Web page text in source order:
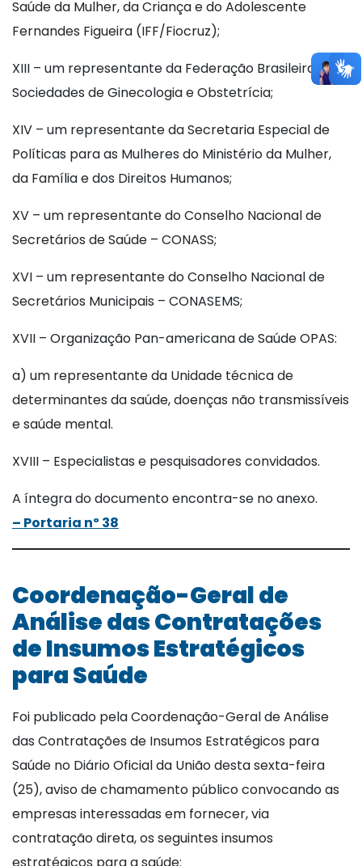
Saúde da Mulher, da Criança e do Adolescente
Fernandes Figueira (IFF/Fiocruz);
XIII – um representante da Federação Brasileira das
Sociedades de Ginecologia e Obstetrícia;
XIV – um representante da Secretaria Especial de
Políticas para as Mulheres do Ministério da Mulher,
da Família e dos Direitos Humanos;
XV – um representante do Conselho Nacional de
Secretários de Saúde – CONASS;
XVI – um representante do Conselho Nacional de
Secretários Municipais – CONASEMS;
XVII – Organização Pan-americana de Saúde OPAS:
a) um representante da Unidade técnica de
determinantes da saúde, doenças não transmissíveis
e saúde mental.
XVIII – Especialistas e pesquisadores convidados.
A íntegra do documento encontra-se no anexo.
– Portaria nº 38
Coordenação-Geral de
Análise das Contratações
de Insumos Estratégicos
para Saúde
Foi publicado pela Coordenação-Geral de Análise
das Contratações de Insumos Estratégicos para
Saúde no Diário Oficial da União desta sexta-feira
(25), aviso de chamamento público convocando as
empresas interessadas em fornecer, via
contratação direta, os seguintes insumos